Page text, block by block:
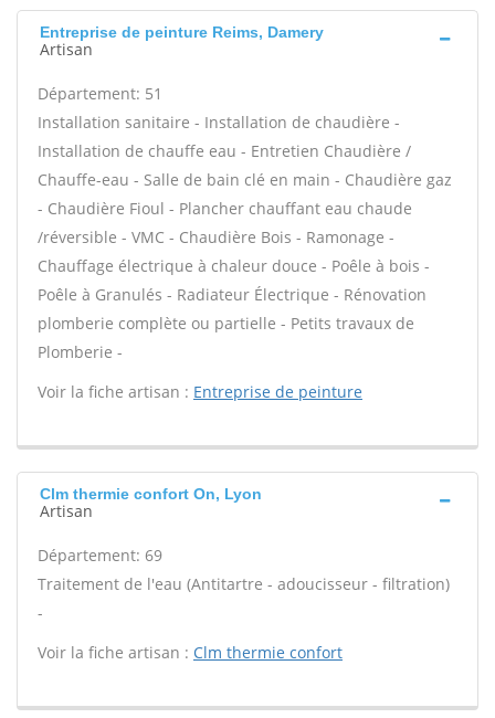
Entreprise de peinture Reims, Damery
Artisan
Département: 51
Installation sanitaire - Installation de chaudière -
Installation de chauffe eau - Entretien Chaudière /
Chauffe-eau - Salle de bain clé en main - Chaudière gaz
- Chaudière Fioul - Plancher chauffant eau chaude
/réversible - VMC - Chaudière Bois - Ramonage -
Chauffage électrique à chaleur douce - Poêle à bois -
Poêle à Granulés - Radiateur Électrique - Rénovation
plomberie complète ou partielle - Petits travaux de
Plomberie -
Voir la fiche artisan : Entreprise de peinture
Clm thermie confort On, Lyon
Artisan
Département: 69
Traitement de l'eau (Antitartre - adoucisseur - filtration)
-
Voir la fiche artisan : Clm thermie confort